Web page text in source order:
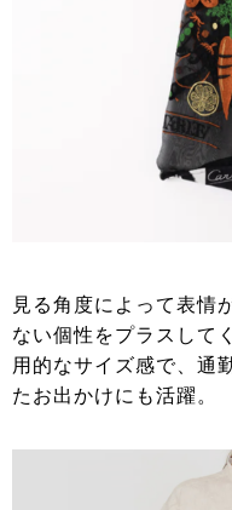
見る角度によって表情
ない個性をプラスして
用的なサイズ感で、通
たお出かけにも活躍。